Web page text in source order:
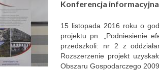
Konferencja
15 listopada 2016 roku o
projektu pn. „Podniesienie
przedszkoli: nr 2 z
Rozszerzenie projekt
Obszaru Gospodarczego